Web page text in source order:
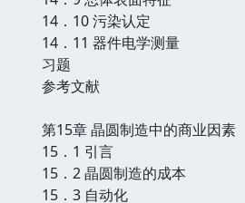
14．10 污染认定
14．11 器件电学测量
习题
参考文献
第15章 晶圆制造中的商业因素
15．1 引言
15．2 晶圆制造的成本
15．3 自动化